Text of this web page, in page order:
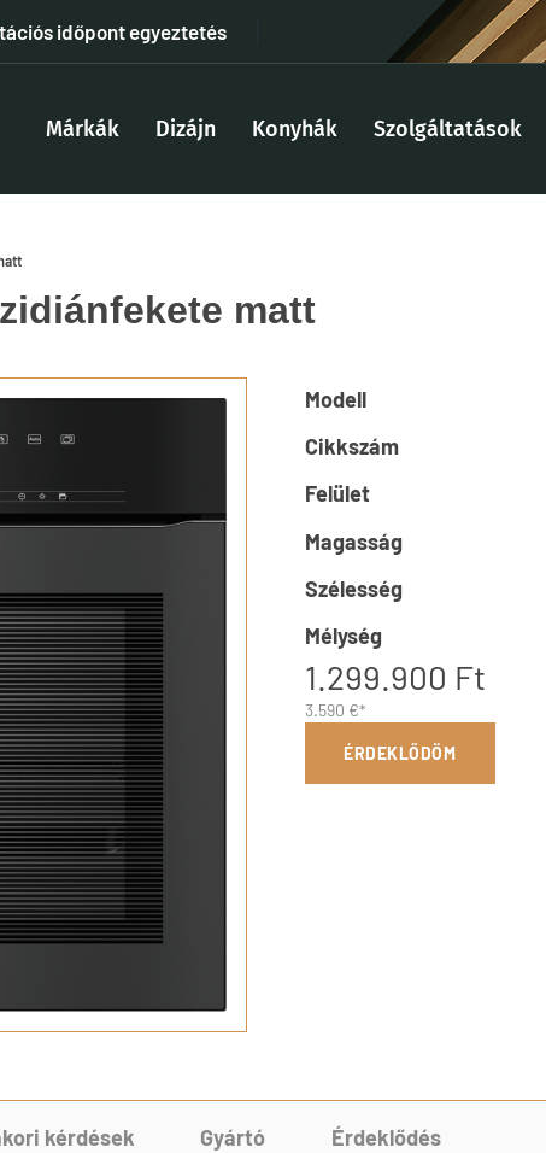
időpont egyeztetés
Márkák Dizájn Konyhák Szolgáltatások
matt
Modell
Cikkszám
Felület
Magasság
Szélesség
Mélység
1.299.900 Ft
3.590 €*
ÉRDEKLŐDÖM
kérdések Gyártó Érdeklődés